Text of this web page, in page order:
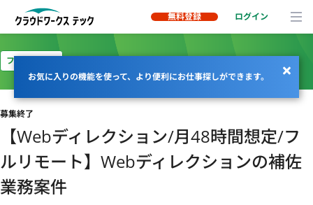
無料登録 ログイン
お気に入りの機能を使って、より便利にお仕事探しができます。
フルリモート
募集終了
【Webディレクション/月48時間想定/フ
ルリモート】Webディレクションの補佐
業務案件